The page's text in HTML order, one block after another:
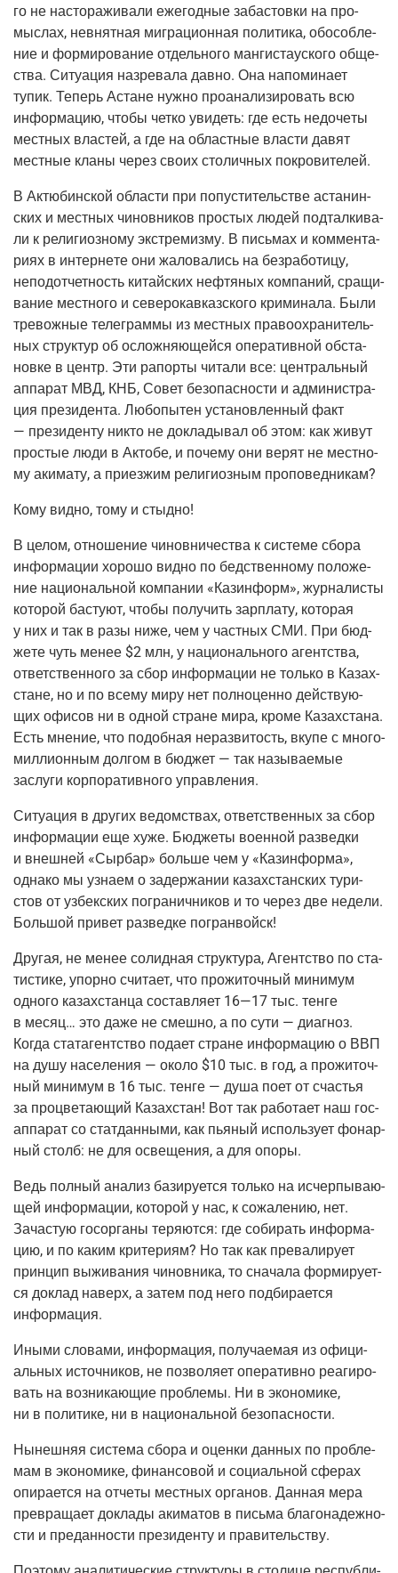
го не насто­ра­жи­ва­ли еже­год­ные заба­стов­ки на про­
мыс­лах, невнят­ная мигра­ци­он­ная поли­ти­ка, обособ­ле­
ние и фор­ми­ро­ва­ние отдель­но­го ман­ги­ста­уско­го обще­
ства. Ситу­а­ция назре­ва­ла дав­но. Она напо­ми­на­ет
тупик. Теперь Астане нуж­но про­ана­ли­зи­ро­вать всю
инфор­ма­цию, что­бы чет­ко уви­деть: где есть недо­че­ты
мест­ных вла­стей, а где на област­ные вла­сти давят
мест­ные кла­ны через сво­их сто­лич­ных покровителей.
В Актю­бин­ской обла­сти при попу­сти­тель­стве аста­нин­
ских и мест­ных чинов­ни­ков про­стых людей под­тал­ки­ва­
ли к рели­ги­оз­но­му экс­тре­миз­му. В пись­мах и ком­мен­та­
ри­ях в интер­не­те они жало­ва­лись на без­ра­бо­ти­цу,
непод­от­чет­ность китай­ских неф­тя­ных ком­па­ний, сра­щи­
ва­ние мест­но­го и севе­ро­кав­каз­ско­го кри­ми­на­ла. Были
тре­вож­ные теле­грам­мы из мест­ных пра­во­охра­ни­тель­
ных струк­тур об ослож­ня­ю­щей­ся опе­ра­тив­ной обста­
нов­ке в центр. Эти рапор­ты чита­ли все: цен­траль­ный
аппа­рат МВД, КНБ, Совет без­опас­но­сти и адми­ни­стра­
ция пре­зи­ден­та. Любо­пы­тен уста­нов­лен­ный факт
— пре­зи­ден­ту никто не докла­ды­вал об этом: как живут
про­стые люди в Акто­бе, и поче­му они верят не мест­но­
му аки­ма­ту, а при­ез­жим рели­ги­оз­ным проповедникам?
Кому вид­но, тому и стыдно!
В целом, отно­ше­ние чинов­ни­че­ства к систе­ме сбо­ра
инфор­ма­ции хоро­шо вид­но по бед­ствен­но­му поло­же­
ние наци­о­наль­ной ком­па­нии «Каз­ин­форм», жур­на­ли­сты
кото­рой басту­ют, что­бы полу­чить зар­пла­ту, кото­рая
у них и так в разы ниже, чем у част­ных СМИ. При бюд­
же­те чуть менее $2 млн, у наци­о­наль­но­го агент­ства,
ответ­ствен­но­го за сбор инфор­ма­ции не толь­ко в Казах­
стане, но и по все­му миру нет пол­но­цен­но дей­ству­ю­
щих офи­сов ни в одной стране мира, кро­ме Казах­ста­на.
Есть мне­ние, что подоб­ная нераз­ви­тость, вку­пе с мно­го­
мил­ли­он­ным дол­гом в бюд­жет — так назы­ва­е­мые
заслу­ги кор­по­ра­тив­но­го управления.
Ситу­а­ция в дру­гих ведом­ствах, ответ­ствен­ных за сбор
инфор­ма­ции еще хуже. Бюд­же­ты воен­ной раз­вед­ки
и внеш­ней «Сыр­бар» боль­ше чем у «Каз­ин­фор­ма»,
одна­ко мы узна­ем о задер­жа­нии казах­стан­ских тури­
стов от узбек­ских погра­нич­ни­ков и то через две неде­ли.
Боль­шой при­вет раз­вед­ке погранвойск!
Дру­гая, не менее солид­ная струк­ту­ра, Агент­ство по ста­
ти­сти­ке, упор­но счи­та­ет, что про­жи­точ­ный мини­мум
одно­го казах­стан­ца состав­ля­ет 16—17 тыс. тен­ге
в месяц… это даже не смеш­но, а по сути — диа­гноз.
Когда ста­та­гент­ство пода­ет стране инфор­ма­цию о ВВП
на душу насе­ле­ния — око­ло $10 тыс. в год, а про­жи­точ­
ный мини­мум в 16 тыс. тен­ге — душа поет от сча­стья
за про­цве­та­ю­щий Казах­стан! Вот так рабо­та­ет наш гос­
ап­па­рат со стат­дан­ны­ми, как пья­ный исполь­зу­ет фонар­
ный столб: не для осве­ще­ния, а для опоры.
Ведь пол­ный ана­лиз бази­ру­ет­ся толь­ко на исчер­пы­ва­ю­
щей инфор­ма­ции, кото­рой у нас, к сожа­ле­нию, нет.
Зача­стую госор­га­ны теря­ют­ся: где соби­рать инфор­ма­
цию, и по каким кри­те­ри­ям? Но так как пре­ва­ли­ру­ет
прин­цип выжи­ва­ния чинов­ни­ка, то сна­ча­ла фор­ми­ру­ет­
ся доклад наверх, а затем под него под­би­ра­ет­ся
информация.
Ины­ми сло­ва­ми, инфор­ма­ция, полу­ча­е­мая из офи­ци­
аль­ных источ­ни­ков, не поз­во­ля­ет опе­ра­тив­но реа­ги­ро­
вать на воз­ни­ка­ю­щие про­бле­мы. Ни в эко­но­ми­ке,
ни в поли­ти­ке, ни в наци­о­наль­ной безопасности.
Нынеш­няя систе­ма сбо­ра и оцен­ки дан­ных по про­бле­
мам в эко­но­ми­ке, финан­со­вой и соци­аль­ной сфе­рах
опи­ра­ет­ся на отче­ты мест­ных орга­нов. Дан­ная мера
пре­вра­ща­ет докла­ды аки­ма­тов в пись­ма бла­го­на­деж­но­
сти и пре­дан­но­сти пре­зи­ден­ту и правительству.